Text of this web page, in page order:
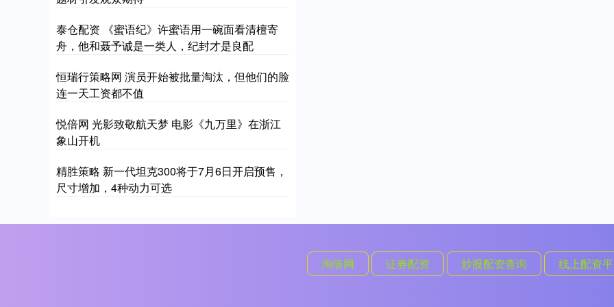
泰仓配资 《蜜语纪》许蜜语用一碗面看清檀寄
舟，他和聂予诚是一类人，纪封才是良配
恒瑞行策略网 演员开始被批量淘汰，但他们的脸
连一天工资都不值
悦倍网 光影致敬航天梦 电影《九万里》在浙江
象山开机
精胜策略 新一代坦克300将于7月6日开启预售，
尺寸增加，4种动力可选
淘倍网 证券配资 炒股配资查询 线上配资